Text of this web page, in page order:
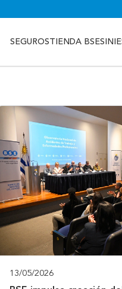
SEGUROSTIENDA BSE
13/05/2026